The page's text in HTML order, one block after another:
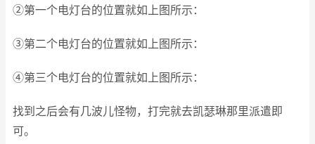
②第一个电灯台的位置就如上图所示：
③第二个电灯台的位置就如上图所示：
④第三个电灯台的位置就如上图所示：
找到之后会有几波儿怪物，打完就去凯瑟琳那里派遣即
可。